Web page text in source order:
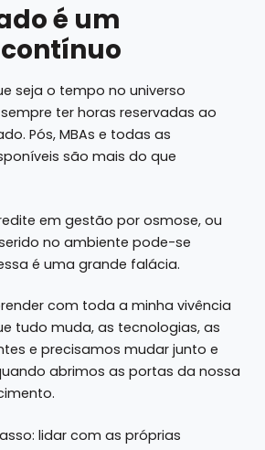
é um
seja o tempo no universo
ter horas reservadas ao
Pós, MBAs e todas as
são mais do que
em gestão por osmose, ou
no ambiente pode-se
é uma grande falácia.
com toda a minha vivência
tudo muda, as tecnologias, as
e precisamos mudar junto e
abrimos as portas da nossa
lidar com as próprias